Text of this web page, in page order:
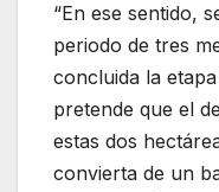
“En ese sentido,
periodo de tres
concluida la
pretende que el
estas dos
convierta de un